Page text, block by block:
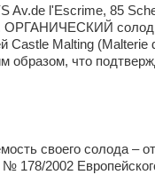
Av.de l'Escrime, 85
ОРГАНИЧЕСКИЙ
Castle Malting (Malterie
образом, что
своего солода –
178/2002